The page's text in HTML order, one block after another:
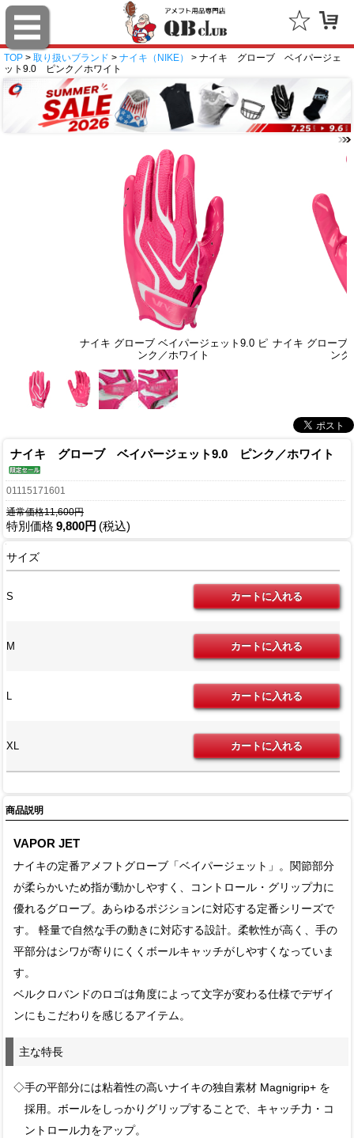
TOP > 取り扱いブランド > ナイキ（NIKE）
> ナイキ グローブ ベイパージェ
ット9.0 ピンク／ホワイト
ナイキ グローブ ベイパージェット9.0 ピ
ンク／ホワイト
ナイキ グローブ
ンク
ナイキ グローブ ベイパージェット9.0 ピンク／ホワイト
01115171601
通常価格11,600円
特別価格 9,800円 (税込)
サイズ
S
M
L
XL
商品説明
VAPOR JET
ナイキの定番アメフトグローブ「ベイパージェット」。関節部分
が柔らかいため指が動かしやすく、コントロール・グリップ力に
優れるグローブ。あらゆるポジションに対応する定番シリーズで
す。 軽量で自然な手の動きに対応する設計。柔軟性が高く、手の
平部分はシワが寄りにくくボールキャッチがしやすくなっていま
す。
ベルクロバンドのロゴは角度によって文字が変わる仕様でデザイ
ンにもこだわりを感じるアイテム。
主な特長
◇手の平部分には粘着性の高いナイキの独自素材 Magnigrip+ を
採用。ボールをしっかりグリップすることで、キャッチ力・コ
ントロール力をアップ。